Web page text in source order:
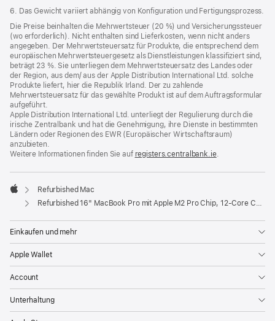
6. Das Gewicht variiert abhängig von Konfiguration und Fertigungsprozess.
Die Preise beinhalten die Mehrwertsteuer (20 %) und Versicherungssteuer
(wo erforderlich). Nicht enthalten sind Lieferkosten, wenn nicht anders
angegeben. Der Mehrwertsteuersatz für Produkte, die entsprechend dem
europäischen Mehrwertsteuergesetz als Dienstleistungen klassifiziert sind,
beträgt 23 %. Sie unterliegen dem Mehrwertsteuersatz des Landes oder
der Region, aus dem/ aus der Apple Distribution International Ltd. solche
Produkte liefert, hier die Republik Irland. Der zu zahlende
Mehrwertsteuersatz für das gewählte Produkt ist auf dem Auftragsformular
aufgeführt.
Apple Distribution International Ltd. unterliegt der Regulierung durch die
irische Zentralbank und hat die Genehmigung, ihre Dienste in bestimmten
Ländern oder Regionen des EWR (Europäischer Wirtschaftsraum)
anzubieten.
Weitere Informationen finden Sie auf registers.centralbank.ie(Öffnet
neues
.
Apple
Refurbished Mac
Refurbished 16" MacBook Pro mit Apple M2 Pro Chip, 12‑Core CPU und 19‑Core GPU - Space Grau
Einkaufen und mehr
Apple Wallet
Account
Unterhaltung